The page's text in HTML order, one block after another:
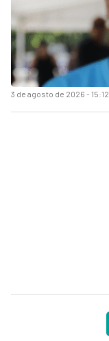
3 de agosto de 2026 - 15:12